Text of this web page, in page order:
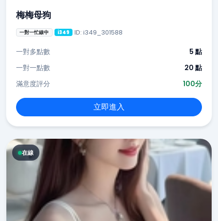
梅梅母狗
一對一忙線中 i349 ID: i349_301588
一對多點數
5 點
一對一點數
20 點
滿意度評分
100分
立即進入
在線